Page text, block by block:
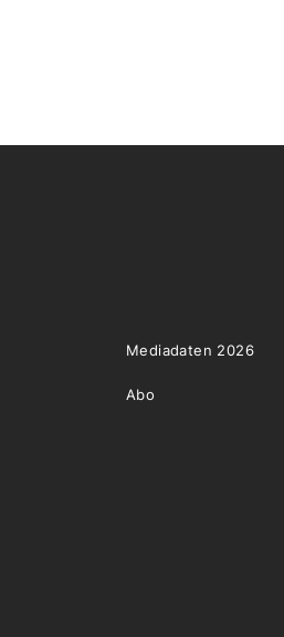
Mediadaten 2026
Abo